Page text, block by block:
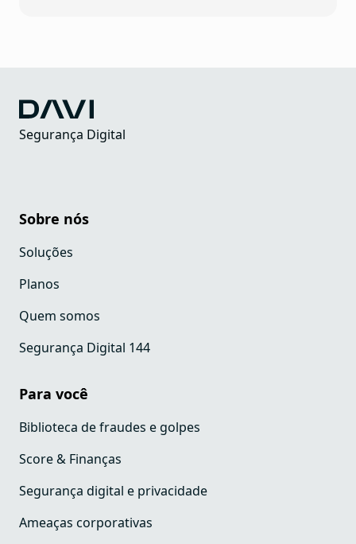
Segurança Digital
Sobre nós
Soluções
Planos
Quem somos
Segurança Digital 144
Para você
Biblioteca de fraudes e golpes
Score & Finanças
Segurança digital e privacidade
Ameaças corporativas